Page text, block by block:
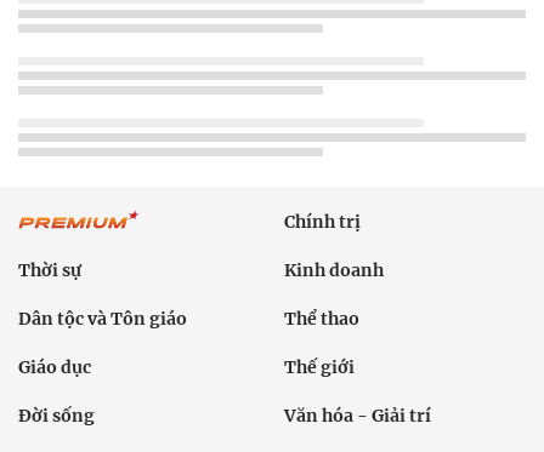
Chính trị
Thời sự Kinh doanh
Dân tộc và Tôn giáo Thể thao
Giáo dục Thế giới
Đời sống Văn hóa - Giải trí